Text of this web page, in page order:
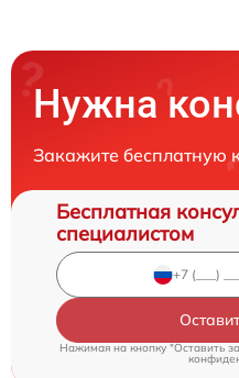
Нужна
Закажите бесплатную
Бесплатная
специалистом
Нажимая на кнопку "Оставить